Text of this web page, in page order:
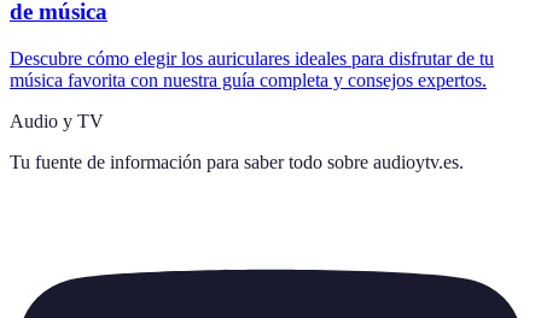
de música
Descubre cómo elegir los auriculares ideales para disfrutar de tu
música favorita con nuestra guía completa y consejos expertos.
Audio y TV
Tu fuente de información para saber todo sobre audioytv.es.